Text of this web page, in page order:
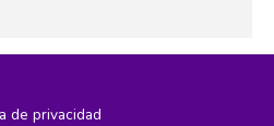
de privacidad